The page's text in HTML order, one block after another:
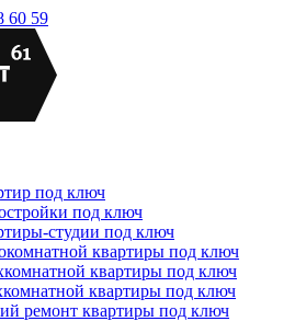
60 59
под ключ
под ключ
студии под ключ
квартиры под ключ
квартиры под ключ
квартиры под ключ
ремонт квартиры под ключ